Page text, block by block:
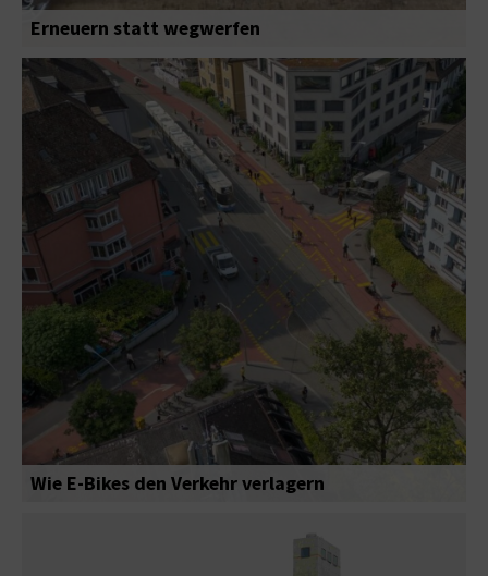
Erneuern statt wegwerfen
Wie E-Bikes den Verkehr verlagern